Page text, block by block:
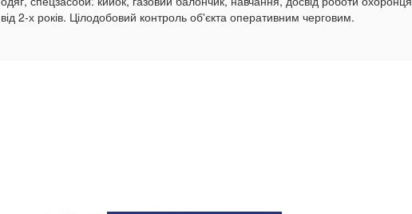
від 2-х років. Цілодобовий контроль об'єкта оперативним черговим.